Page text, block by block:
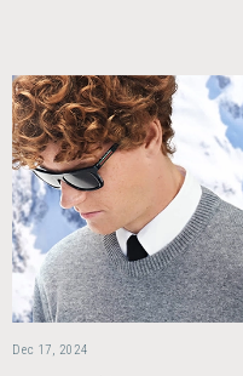
Dec 17, 2024